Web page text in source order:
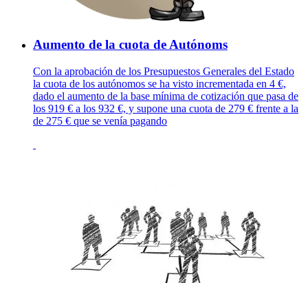
Aumento de la cuota de Autónoms
Con la aprobación de los Presupuestos Generales del Estado
la cuota de los autónomos se ha visto incrementada en 4 €,
dado el aumento de la base mínima de cotización que pasa de
los 919 € a los 932 €, y supone una cuota de 279 € frente a la
de 275 € que se venía pagando